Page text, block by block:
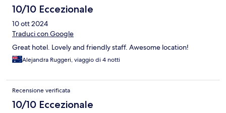
10/10 Eccezionale
10 ott 2024
Traduci con Google
Great hotel. Lovely and friendly staff. Awesome location!
Alejandra Ruggeri, viaggio di 4 notti
Recensione verificata
10/10 Eccezionale